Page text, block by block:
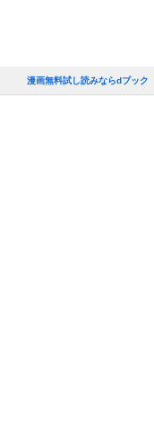
漫画無料試し読みならdブック